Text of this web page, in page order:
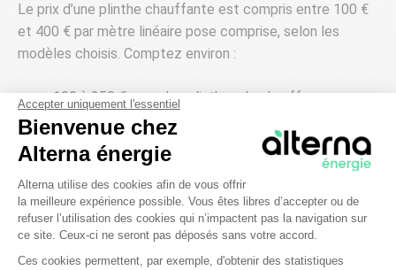
Le prix d’une plinthe chauffante est compris entre 100 €
et 400 € par mètre linéaire pose comprise, selon les
modèles choisis. Comptez environ :
100 à 250 € pour des plinthes de chauffage
électriques ;
250 à 300 € pour des plinthes de chauffage
hydraulique.
Avant de signer avec un installateur, pensez à bien
comparer les devis pour trouver la solution la plus
Accepter uniquement l'essentiel
Bienvenue chez
Alterna énergie
Plateforme de Gestion du
Alterna utilise des cookies afin de vous offrir
la meilleure expérience possible. Vous êtes libres d’accepter ou de
refuser l’utilisation des cookies qui n’impactent pas la navigation sur
ce site. Ceux-ci ne seront pas déposés sans votre accord.
Ces cookies permettent, par exemple, d'obtenir des statistiques